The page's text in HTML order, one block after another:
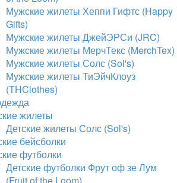
Мужские жилеты Хеппи Гифтс (Happy
Gifts)
Мужские жилеты ДжейЭРСи (JRC)
Мужские жилеты МерчТекс (MerchTex)
Мужские жилеты Солс (Sol's)
Мужские жилеты ТиЭйчКлоуз
(THClothes)
жилеты
Детские жилеты Солс (Sol's)
бейсболки
футболки
Детские футболки Фрут оф зе Лум